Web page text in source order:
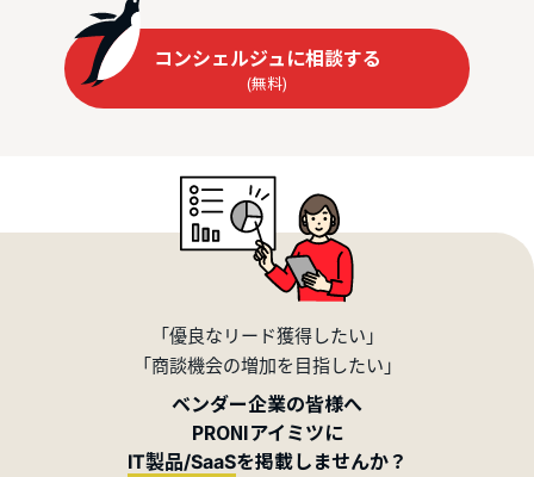
コンシェルジュに相談する
(無料)
「優良なリード獲得したい」
「商談機会の増加を目指したい」
ベンダー企業の皆様へ
PRONIアイミツに
IT製品/SaaSを掲載しませんか？